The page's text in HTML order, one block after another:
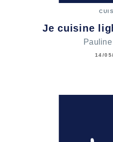
Je cuisine
14/